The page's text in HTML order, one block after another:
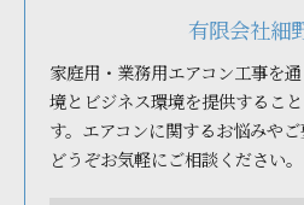
有限会社細
家庭用・業務用エアコン工事を
境とビジネス環境を提供するこ
す。エアコンに関するお悩みやご
どうぞお気軽にご相談ください。